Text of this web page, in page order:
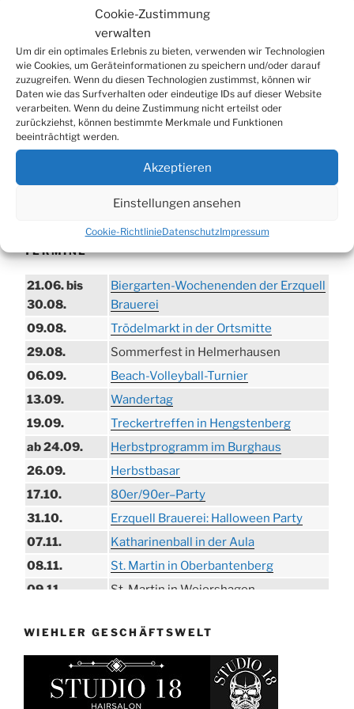
Cookie-Zustimmung
verwalten
Um dir ein optimales Erlebnis zu bieten, verwenden wir Technologien
wie Cookies, um Geräteinformationen zu speichern und/oder darauf
zuzugreifen. Wenn du diesen Technologien zustimmst, können wir
Daten wie das Surfverhalten oder eindeutige IDs auf dieser Website
verarbeiten. Wenn du deine Zustimmung nicht erteilst oder
zurückziehst, können bestimmte Merkmale und Funktionen
beeinträchtigt werden.
Akzeptieren
Einstellungen ansehen
Cookie-RichtlinieDatenschutzImpressum
WERBUNG
TERMINE
21.06. bis
30.08.
Biergarten-Wochenenden der Erzquell
Brauerei
09.08.
Trödelmarkt in der Ortsmitte
29.08.
Sommerfest in Helmerhausen
06.09.
Beach-Volleyball-Turnier
13.09.
Wandertag
19.09.
Treckertreffen in Hengstenberg
ab 24.09.
Herbstprogramm im Burghaus
26.09.
Herbstbasar
17.10.
80er/90er–Party
31.10.
Erzquell Brauerei: Halloween Party
07.11.
Katharinenball in der Aula
08.11.
St. Martin in Oberbantenberg
09.11.
St. Martin in Weiershagen
11.11.
„DÜX“ im Burghaus
Proklamation der Tollitäten
15.11.
Konzert Bielsteiner Männerchor
WIEHLER GESCHÄFTSWELT